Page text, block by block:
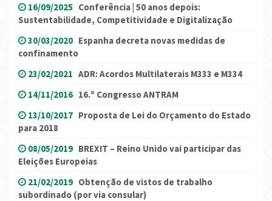
16/09/2025 Conferência | 50 anos depois:
Sustentabilidade, Competitividade e Digitalização
30/03/2020 Espanha decreta novas medidas de
confinamento
23/02/2021 ADR: Acordos Multilaterais M333 e M334
14/11/2016 16.º Congresso ANTRAM
13/10/2017 Proposta de Lei do Orçamento do Estado
para 2018
08/05/2019 BREXIT – Reino Unido vai participar das
Eleições Europeias
21/02/2019 Obtenção de vistos de trabalho
subordinado (por via consular)